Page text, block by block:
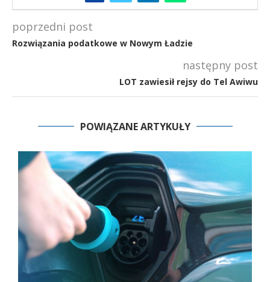
poprzedni post
Rozwiązania podatkowe w Nowym Ładzie
następny post
LOT zawiesił rejsy do Tel Awiwu
POWIĄZANE ARTYKUŁY